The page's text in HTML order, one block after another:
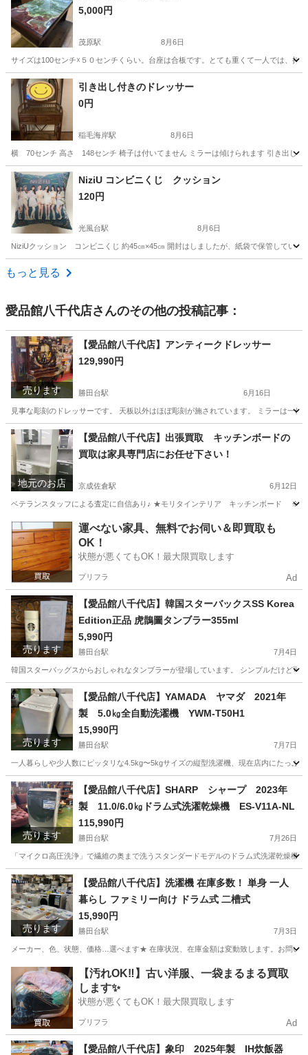
5,000円
茂原駅 8月6日
サイズは100センチ☓５０センチくらい。台座は合板です。とても重くて一人では、
千葉 茂原市 茂原駅 テーブル 合板
引き出し付きのドレッサー
0円
稲毛海岸駅 8月6日
横 70センチ 高さ 148センチ 椅子は付いてません ミラーは傾けられます 引き出し２
千葉 千葉市 ドレッサー
NiziU コンビニくじ クッション
120円
光風台駅 8月6日
NiziUクッション コンビニくじ 約45㎝×45㎝ 開封はしましたが、紙袋で保管してい
千葉 市原市
もっと見る
愛品館八千代店さんのその他の投稿記事：
売ります
【愛品館八千代店】アンティークドレッサー
129,990円
勝田台駅 6月16日
見事な彫刻のドレッサーです。 天板以外はほぼ彫刻が施されています。 ミラーは一
千葉 八千代市 勝田台駅 ドレッサー 商品
地元のお店
【愛品館八千代店】出張買取 キッチンボードの
買取は家具専門店にお任せ下さい！
京成佐倉駅 6月12日
ベテランスタッフによる査定に自信あり♪ ★モリタインテリア キッチンボード ※使
千葉 佐倉市 京成佐倉駅 リサイクルショップ 千葉
佐倉市 京成佐倉駅
運べない家具、無料でお伺い＆即買取も
OK！
状態が悪くてもOK！最大限買取します
プリフラ Ad
売ります
【愛品館八千代店】韓国スターバックスSS Korea
Edition正品 虎鵲圖タンブラー355ml
5,990円
勝田台駅 7月4日
韓国スターバッグスからおしゃれなタンブラーが登場しています。 シンプルだけど
千葉 八千代市 勝田台駅 食器
売ります
【愛品館八千代店】YAMADA ヤマダ 2021年
製 5.0㎏全自動洗濯機 YWM-T50H1
15,990円
勝田台駅 7月7日
一人暮らしや少人数にピッタリな4.5kg〜5kgサイズの縦型洗濯機、現在店内にたっぷ
千葉 八千代市 勝田台駅 生活家電
売ります
【愛品館八千代店】SHARP シャープ 2023年
製 11.0/6.0㎏ドラム式洗濯乾燥機 ES-V11A-NL
115,990円
勝田台駅 7月26日
「マイクロ高圧洗浄」で繊維の奥まで洗うスタンダードモデルのドラム式洗濯乾燥
千葉 八千代市 勝田台駅 生活家電 商品
売ります
【愛品館八千代店】洗濯機 在庫多数！ 単身 一人
暮らし ファミリー向け ドラム式 二槽式
15,990円
勝田台駅 7月3日
メーカー、色、状態、価格…選べます★ 在庫状況、在庫金額は変動致します。お問い
千葉 八千代市 勝田台駅 生活家電 商品
【汚れOK‼️】古い洋服、一袋まるまる買取
します✨
状態が悪くてもOK！最大限買取します
プリフラ Ad
【愛品館八千代店】象印 2025年製 IH炊飯器